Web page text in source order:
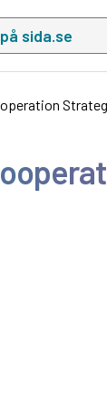
sökförslag